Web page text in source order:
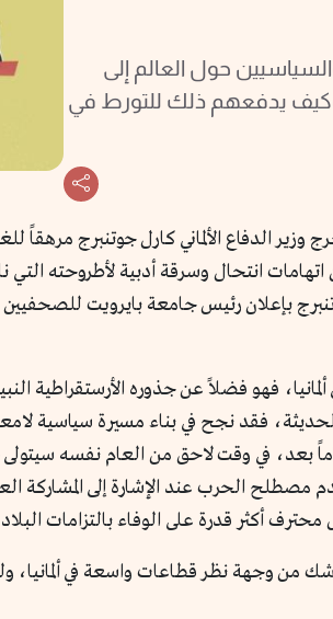
حول العالم إلى
يدفعهم ذلك للتورط في
يوم الأربعاء الموافق 23 فبراير 2011، خرج وزير
انتحال وسرقة أدبية لأطروحته التي
بإعلان رئيس جامعة بايرويت للصحفيين
فقد نجح في بناء مسيرة سياسية لامعة في
للاقتصاد وهو لمَّا يبلغ 40 عاماً بعد، في وقت لاحق من
الحرب عند الإشارة إلى المشاركة
أكثر قدرة على الوفاء بالتزامات
من وجهة نظر قطاعات واسعة في ألمانيا،